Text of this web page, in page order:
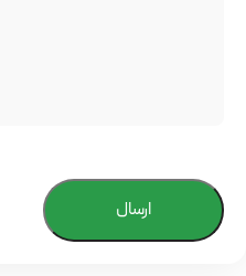
ارسال